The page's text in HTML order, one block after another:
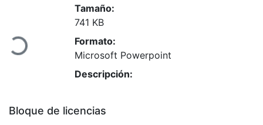
Tamaño:
741 KB
Formato:
Microsoft Powerpoint
Descripción:
Bloque de licencias